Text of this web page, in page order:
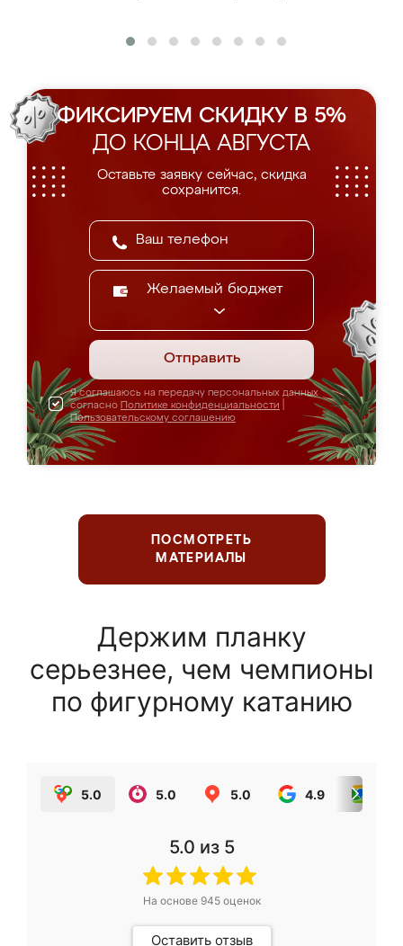
ФИКСИРУЕМ СКИДКУ В 5%
ДО КОНЦА АВГУСТА
Оставьте заявку сейчас, скидка
сохранится.
Желаемый бюджет
Отправить
Я соглашаюсь на передачу персональных данных
согласно Политике конфиденциальности
Пользовательскому соглашению
ПОСМОТРЕТЬ
МАТЕРИАЛЫ
Держим планку
серьезнее, чем чемпионы
по фигурному катанию
5.0 5.0 5.0 4.9
5.0 из 5
На основе 945оценок
Оставить отзыв